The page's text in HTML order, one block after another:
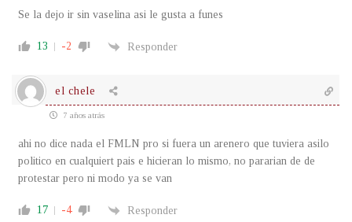
Se la dejo ir sin vaselina asi le gusta a funes
13 -2 Responder
el chele
7 años atrás
ahi no dice nada el FMLN pro si fuera un arenero que tuviera asilo
politico en cualquiert pais e hicieran lo mismo, no pararian de de
protestar pero ni modo ya se van
17 -4 Responder